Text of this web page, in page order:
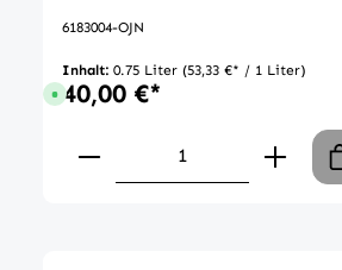
6183004-OJN
Inhalt: 0.75 Liter (53,33 €* / 1 Liter)
Sofort verfügbar, Lieferzeit: 1-3 Tage
40,00 €*
Produkt Anzahl: